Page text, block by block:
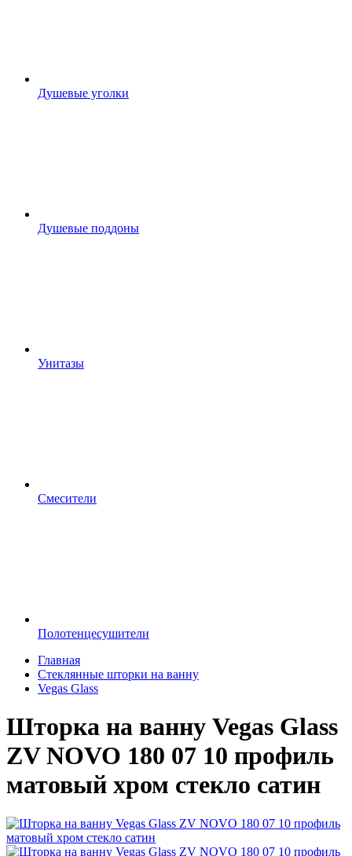
Душевые уголки
Душевые поддоны
Унитазы
Смесители
Полотенцесушители
Главная
Стеклянные шторки на ванну
Vegas Glass
Шторка на ванну Vegas Glass
ZV NOVO 180 07 10 профиль
матовый хром стекло сатин